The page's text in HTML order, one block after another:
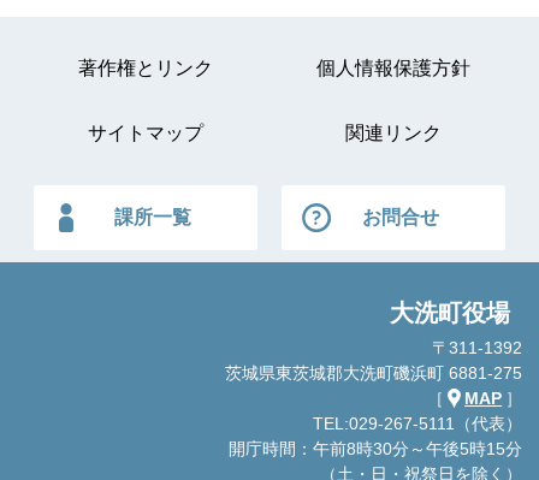
著作権とリンク 個人情報保護方針
サイトマップ 関連リンク
課所一覧 お問合せ
大洗町役場
〒311-1392
茨城県東茨城郡大洗町磯浜町 6881-275
［
MAP ］
TEL:029-267-5111（代表）
開庁時間：午前8時30分～午後5時15分
（土・日・祝祭日を除く）